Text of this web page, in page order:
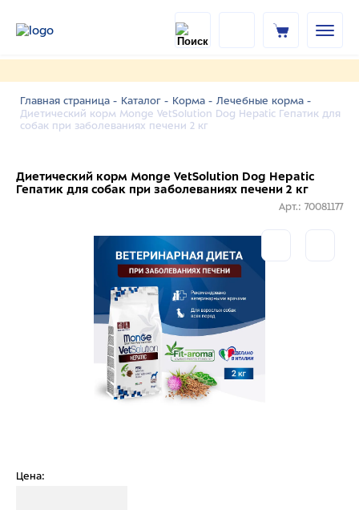
Главная страница - Каталог - Корма - Лечебные корма -
Диетический корм Monge VetSolution Dog Hepatic Гепатик для
собак при заболеваниях печени 2 кг
Диетический корм Monge VetSolution Dog Hepatic
Гепатик для собак при заболеваниях печени 2 кг
Арт.: 70081177
Цена: